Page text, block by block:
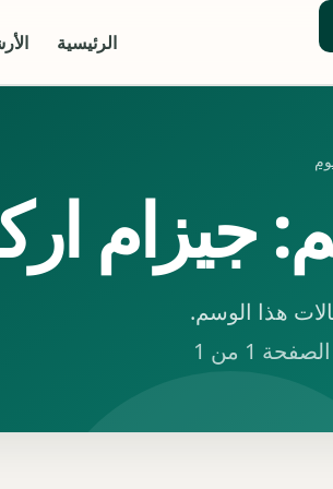
الرئيسية
جيزام
هذا الوسم.